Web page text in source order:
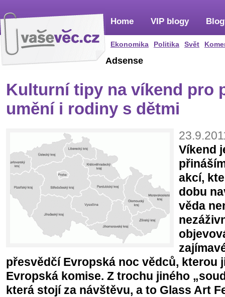
Home
Ekonomika Politika Svět
VIP blogy
Adsense
Kulturní tipy na víkend pro
umění i rodiny s dětmi
Víkend
akcí,
dobu
věda
přesvědčí Evropská noc vědců, kterou
Evropská komise. Z trochu jiného
která stojí za návštěvu, a to Glass Art